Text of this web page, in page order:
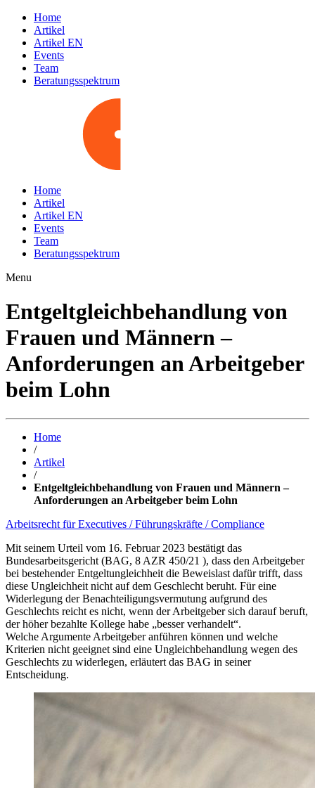
Home
Artikel
Artikel EN
Events
Team
Beratungsspektrum
Home
Artikel
Artikel EN
Events
Team
Beratungsspektrum
Menu
Entgeltgleichbehandlung von
Frauen und Männern –
Anforderungen an Arbeitgeber
beim Lohn
Home
/
Artikel
/
Entgeltgleichbehandlung von Frauen und Männern –
Anforderungen an Arbeitgeber beim Lohn
Arbeitsrecht für Executives / Führungskräfte / Compliance
Mit seinem Urteil vom 16. Februar 2023 bestätigt das
Bundesarbeitsgericht (BAG, 8 AZR 450/21 ), dass den Arbeitgeber
bei bestehender Entgeltungleichheit die Beweislast dafür trifft, dass
diese Ungleichheit nicht auf dem Geschlecht beruht. Für eine
Widerlegung der Benachteiligungsvermutung aufgrund des
Geschlechts reicht es nicht, wenn der Arbeitgeber sich darauf beruft,
der höher bezahlte Kollege habe „besser verhandelt“.
Welche Argumente Arbeitgeber anführen können und welche
Kriterien nicht geeignet sind eine Ungleichbehandlung wegen des
Geschlechts zu widerlegen, erläutert das BAG in seiner
Entscheidung.